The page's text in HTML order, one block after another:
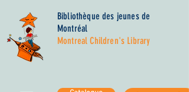
Bibliothèque des jeunes de
Montréal
Montreal Children's Library